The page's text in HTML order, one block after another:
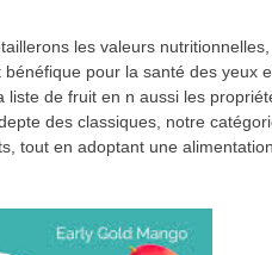
les valeurs
bénéfique pour la santé des
liste de fruit en n aussi les
des classiques, notre
tout en adoptant une